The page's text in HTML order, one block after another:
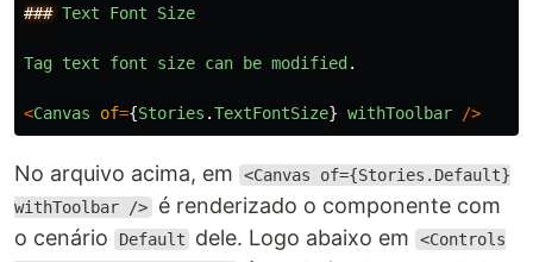
### Text Font Size
Tag text font size can be modified .
<Canvas of={Stories .TextFontSize} withToolbar />
No arquivo acima, em
<Canvas of={Stories.Default}
withToolbar /> é renderizado o componente com
o cenário
Default dele. Logo abaixo em <Controls